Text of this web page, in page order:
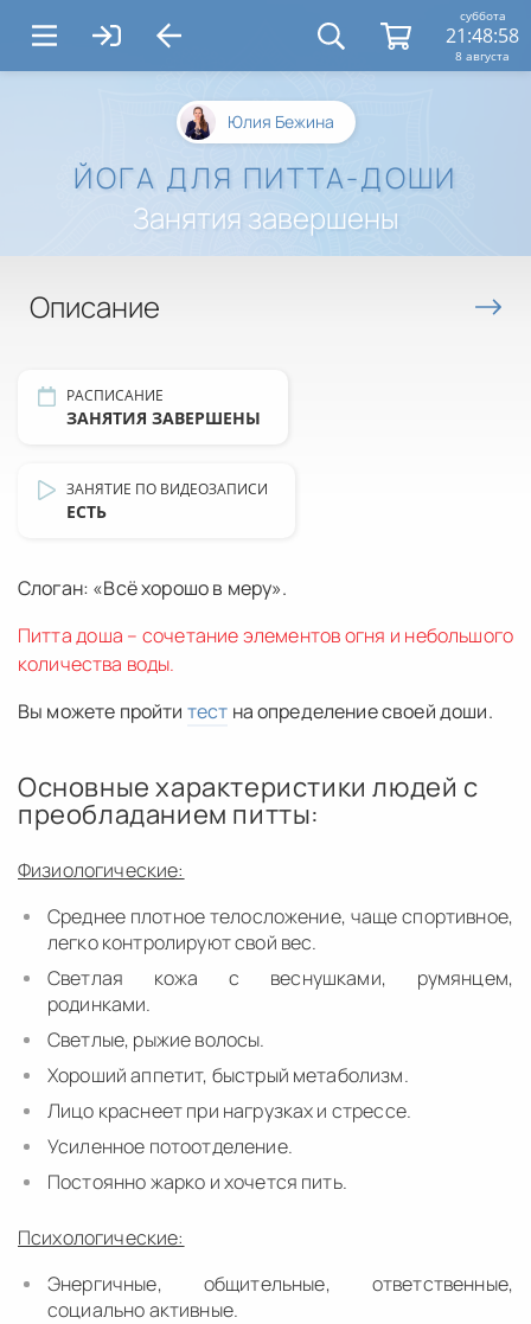
суббота
21:48:58
8 августа
Юлия Бежина
ЙОГА ДЛЯ ПИТТА-ДОШИ
Занятия завершены
Описание
РАСПИСАНИЕ
ЗАНЯТИЯ ЗАВЕРШЕНЫ
ЗАНЯТИЕ ПО ВИДЕОЗАПИСИ
ЕСТЬ
Слоган: «Всё хорошо в меру».
Питта доша – сочетание элементов огня и небольшого
количества воды.
Вы можете пройти тест на определение своей доши.
Основные характеристики людей с
преобладанием питты:
Физиологические:
Среднее плотное телосложение, чаще спортивное,
легко контролируют свой вес.
Светлая кожа с веснушками, румянцем,
родинками.
Светлые, рыжие волосы.
Хороший аппетит, быстрый метаболизм.
Лицо краснеет при нагрузках и стрессе.
Усиленное потоотделение.
Постоянно жарко и хочется пить.
Психологические:
Энергичные, общительные, ответственные,
социально активные.